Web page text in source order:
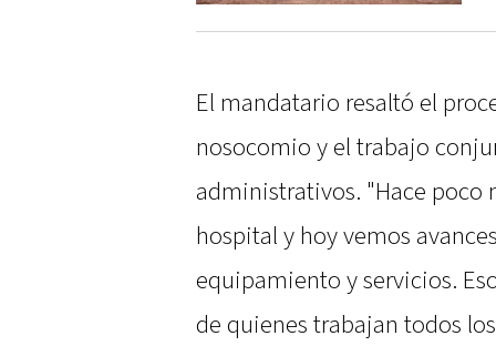
El mandatario resaltó el
nosocomio y el trabajo
administrativos. "Hace poco
hospital y hoy vemos
equipamiento y servicios.
de quienes trabajan todos